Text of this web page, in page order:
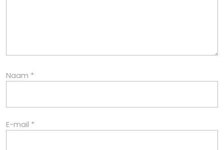
Naam *
E-mail *